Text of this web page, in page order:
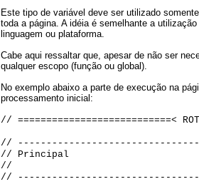
Este tipo de variável deve ser utilizado
toda a página. A idéia é semelhante a
linguagem ou plataforma.
Cabe aqui ressaltar que, apesar de não ser
qualquer escopo (função ou global).
No exemplo abaixo a parte de execução na
processamento inicial:
// ===========================<
//
// Principal
//
//